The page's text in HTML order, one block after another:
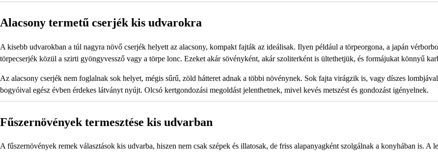
Alacsony termetű cserjék kis udvarokra
A kisebb udvarokban a túl nagyra növő cserjék helyett az alacsony, kompakt fajták az ideálisak. Ilyen például a törpeorgona, a japán
törpecserjék közül a szirti gyöngyvessző vagy a törpe lonc. Ezeket akár sövényként, akár szoliterként is ültethetjük, és formájukat könnyű
Az alacsony cserjék nem foglalnak sok helyet, mégis sűrű, zöld hátteret adnak a többi növénynek. Sok fajta virágzik is, vagy díszes
bogyóival egész évben érdekes látványt nyújt. Olcsó kertgondozási megoldást jelenthetnek, mivel kevés metszést és gondozást igényelnek.
Fűszernövények termesztése kis udvarban
A fűszernövények remek választások kis udvarba, hiszen nem csak szépek és illatosak, de friss alapanyagként szolgálnak a konyhában is. A